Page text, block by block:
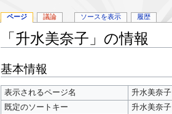
「升水美奈子」の情報
ナ
ビ
ゲ
ー
シ
検
索
に
移
動
基本情報
表示されるページ名
升水美奈子
既定のソートキー
升水美奈子
ページ 議論 ソースを表示 履歴